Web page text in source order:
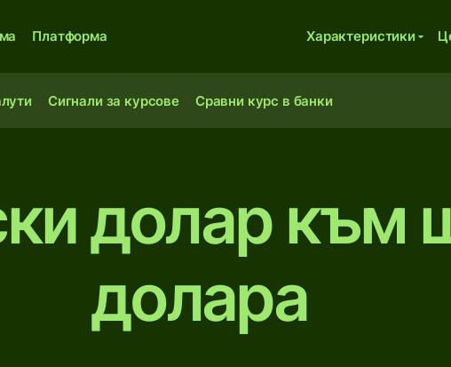
Платформа Характеристики
Сигнали за курсове Сравни курс в банки
долар към
долара